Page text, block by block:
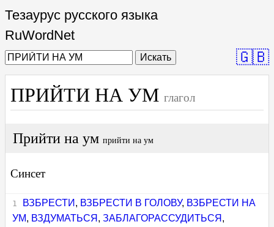
Тезаурус русского языка
RuWordNet
Искать 🇬🇧
ПРИЙТИ НА УМ глагол
Прийти на ум прийти на ум
Синсет
ВЗБРЕСТИ , ВЗБРЕСТИ В ГОЛОВУ, ВЗБРЕСТИ НА
УМ, ВЗДУМАТЬСЯ ,ЗАБЛАГОРАССУДИТЬСЯ ,